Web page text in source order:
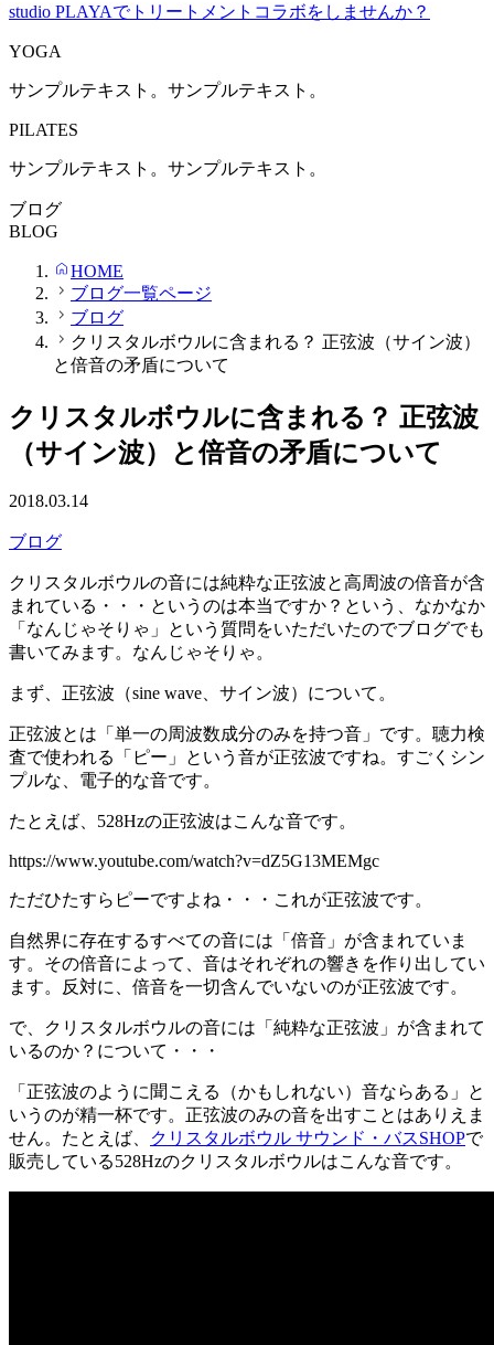
studio PLAYAでトリートメントコラボをしませんか？
YOGA
サンプルテキスト。サンプルテキスト。
PILATES
サンプルテキスト。サンプルテキスト。
ブログ
BLOG
HOME
ブログ一覧ページ
ブログ
クリスタルボウルに含まれる？ 正弦波（サイン波）
と倍音の矛盾について
クリスタルボウルに含まれる？ 正弦波
（サイン波）と倍音の矛盾について
2018.03.14
ブログ
クリスタルボウルの音には純粋な正弦波と高周波の倍音が含
まれている・・・というのは本当ですか？という、なかなか
「なんじゃそりゃ」という質問をいただいたのでブログでも
書いてみます。なんじゃそりゃ。
まず、正弦波（sine wave、サイン波）について。
正弦波とは「単一の周波数成分のみを持つ音」です。聴力検
査で使われる「ピー」という音が正弦波ですね。すごくシン
プルな、電子的な音です。
たとえば、528Hzの正弦波はこんな音です。
https://www.youtube.com/watch?v=dZ5G13MEMgc
ただひたすらピーですよね・・・これが正弦波です。
自然界に存在するすべての音には「倍音」が含まれていま
す。その倍音によって、音はそれぞれの響きを作り出してい
ます。反対に、倍音を一切含んでいないのが正弦波です。
で、クリスタルボウルの音には「純粋な正弦波」が含まれて
いるのか？について・・・
「正弦波のように聞こえる（かもしれない）音ならある」と
いうのが精一杯です。正弦波のみの音を出すことはありえま
せん。たとえば、
クリスタルボウル サウンド・バスSHOPで
販売している528Hzのクリスタルボウルはこんな音です。